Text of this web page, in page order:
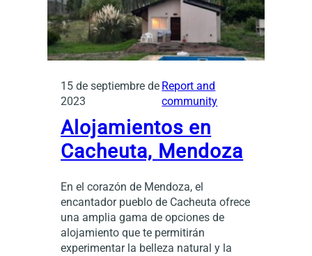
15 de septiembre de
2023
Report and
community
Alojamientos en
Cacheuta, Mendoza
En el corazón de Mendoza, el
encantador pueblo de Cacheuta ofrece
una amplia gama de opciones de
alojamiento que te permitirán
experimentar la belleza natural y la